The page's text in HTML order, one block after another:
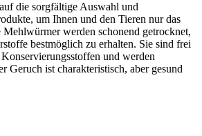
die sorgfältige Auswahl und
um Ihnen und den Tieren nur das
Mehlwürmer werden schonend getrocknet,
bestmöglich zu erhalten. Sie sind frei
und werden
Geruch ist charakteristisch, aber gesund